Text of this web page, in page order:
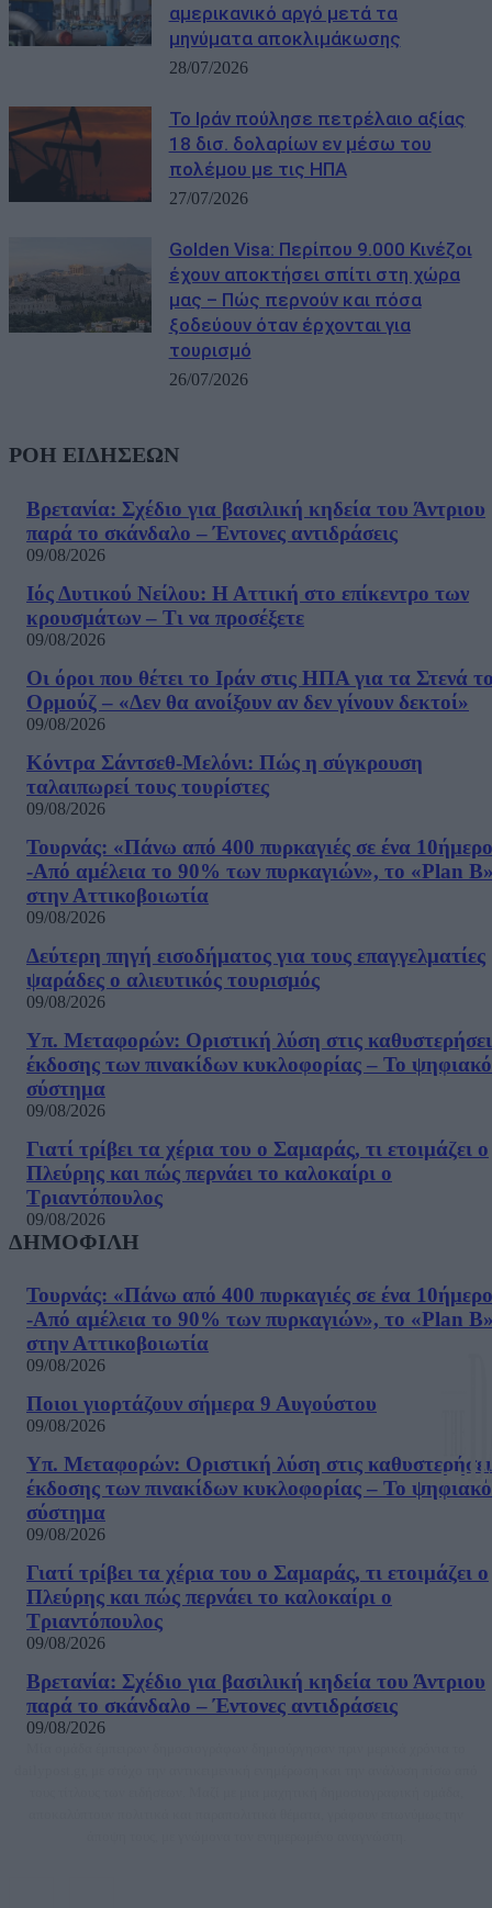
αμερικανικό αργό μετά τα
μηνύματα αποκλιμάκωσης
28/07/2026
Το Ιράν πούλησε πετρέλαιο αξίας
18 δισ. δολαρίων εν μέσω του
πολέμου με τις ΗΠΑ
27/07/2026
Golden Visa: Περίπου 9.000 Κινέζοι
έχουν αποκτήσει σπίτι στη χώρα
μας – Πώς περνούν και πόσα
ξοδεύουν όταν έρχονται για
τουρισμό
26/07/2026
ΡΟΗ ΕΙΔΗΣΕΩΝ
Βρετανία: Σχέδιο για βασιλική κηδεία του Άντριου
παρά το σκάνδαλο – Έντονες αντιδράσεις
09/08/2026
Ιός Δυτικού Νείλου: Η Αττική στο επίκεντρο των
κρουσμάτων – Τι να προσέξετε
09/08/2026
Οι όροι που θέτει το Ιράν στις ΗΠΑ για τα Στενά
Ορμούζ – «Δεν θα ανοίξουν αν δεν γίνουν δεκτοί»
09/08/2026
Κόντρα Σάντσεθ-Μελόνι: Πώς η σύγκρουση
ταλαιπωρεί τους τουρίστες
09/08/2026
Τουρνάς: «Πάνω από 400 πυρκαγιές σε ένα 10ήμερο
-Από αμέλεια το 90% των πυρκαγιών», το «Plan
στην Αττικοβοιωτία
09/08/2026
Δεύτερη πηγή εισοδήματος για τους επαγγελματίες
ψαράδες ο αλιευτικός τουρισμός
09/08/2026
Υπ. Μεταφορών: Οριστική λύση στις
έκδοσης των πινακίδων κυκλοφορίας – Το ψηφιακό
σύστημα
09/08/2026
Γιατί τρίβει τα χέρια του ο Σαμαράς, τι ετοιμάζει ο
Πλεύρης και πώς περνάει το καλοκαίρι ο
Τριαντόπουλος
09/08/2026
ΔΗΜΟΦΙΛΗ
Τουρνάς: «Πάνω από 400 πυρκαγιές σε ένα 10ήμερο
-Από αμέλεια το 90% των πυρκαγιών», το «Plan
στην Αττικοβοιωτία
09/08/2026
Ποιοι γιορτάζουν σήμερα 9 Αυγούστου
09/08/2026
Υπ. Μεταφορών: Οριστική λύση στις
έκδοσης των πινακίδων κυκλοφορίας – Το ψηφιακό
σύστημα
09/08/2026
Γιατί τρίβει τα χέρια του ο Σαμαράς, τι ετοιμάζει ο
Πλεύρης και πώς περνάει το καλοκαίρι ο
Τριαντόπουλος
09/08/2026
Βρετανία: Σχέδιο για βασιλική κηδεία του Άντριου
παρά το σκάνδαλο – Έντονες αντιδράσεις
09/08/2026